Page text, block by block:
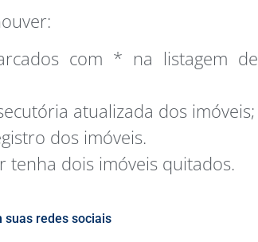
com * na listagem de
atualizada dos imóveis;
dos imóveis.
tenha dois imóveis quitados.
suas redes sociais